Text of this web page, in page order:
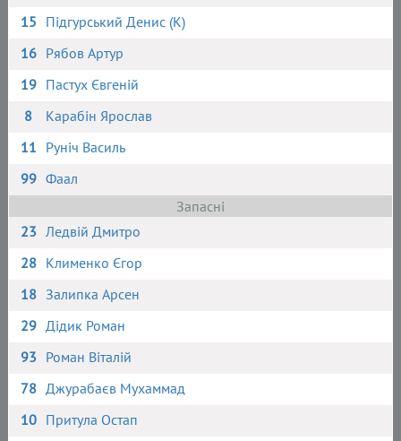
15 Підгурський Денис (К)
16 Рябов Артур
19 Пастух Євгеній
8
Карабін Ярослав
11 Руніч Василь
99 Фаал
Запасні
23 Ледвій Дмитро
28 Клименко Єгор
18 Залипка Арсен
29 Дідик Роман
93 Роман Віталій
78 Джурабаєв Мухаммад
10 Притула Остап